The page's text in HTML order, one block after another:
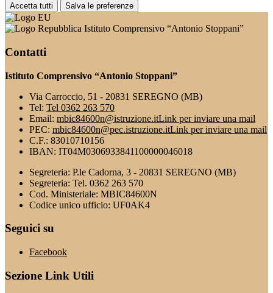
Accetta tutti Salva le preferenze
Istituto Comprensivo “Antonio Stoppani”
Contatti
Istituto Comprensivo “Antonio Stoppani”
Via Carroccio, 51 - 20831 SEREGNO (MB)
Tel: Tel 0362 263 570
Email: mbic84600n@istruzione.itLink per inviare una mail
PEC: mbic84600n@pec.istruzione.itLink per inviare una mail
C.F.: 83010710156
IBAN: IT04M0306933841100000046018
Segreteria: P.le Cadorna, 3 - 20831 SEREGNO (MB)
Segreteria: Tel. 0362 263 570
Cod. Ministeriale: MBIC84600N
Codice unico ufficio: UF0AK4
Seguici su
Facebook
Sezione Link Utili